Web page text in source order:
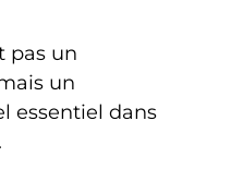
pas un
un
essentiel dans